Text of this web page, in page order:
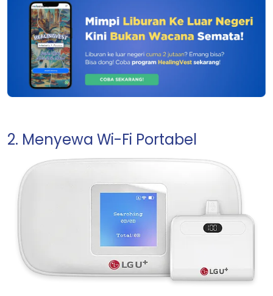
2. Menyewa Wi-Fi Portabel